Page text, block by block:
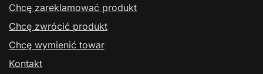
Chcę zareklamować produkt
Chcę zwrócić produkt
Chcę wymienić towar
Kontakt